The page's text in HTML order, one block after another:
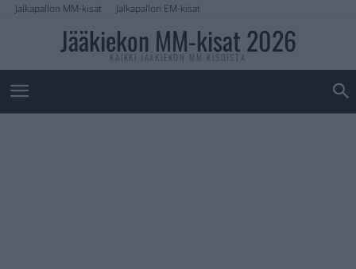
Jalkapallon MM-kisat Jalkapallon EM-kisat
Jääkiekon MM-kisat 2026
KAIKKI JÄÄKIEKON MM-KISOISTA